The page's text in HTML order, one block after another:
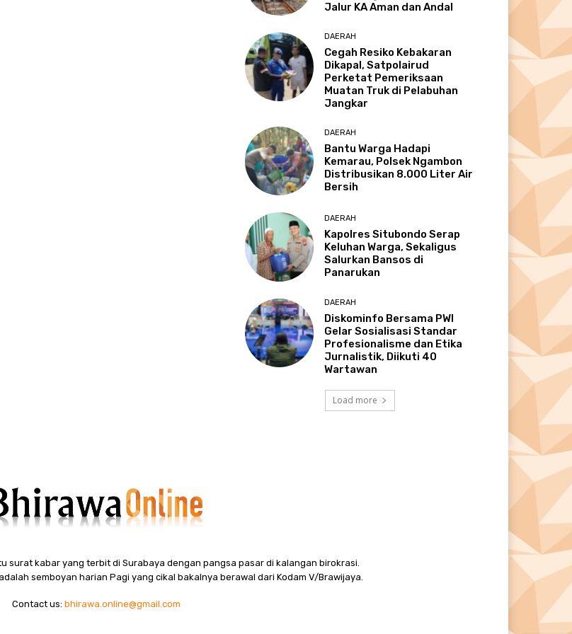
Jalur KA Aman dan Andal
DAERAH
Cegah Resiko Kebakaran
Dikapal, Satpolairud
Perketat Pemeriksaan
Muatan Truk di Pelabuhan
Jangkar
DAERAH
Bantu Warga Hadapi
Kemarau, Polsek Ngambon
Distribusikan 8.000 Liter Air
Bersih
DAERAH
Kapolres Situbondo Serap
Keluhan Warga, Sekaligus
Salurkan Bansos di
Panarukan
DAERAH
Diskominfo Bersama PWI
Gelar Sosialisasi Standar
Profesionalisme dan Etika
Jurnalistik, Diikuti 40
Wartawan
Load more
surat kabar yang terbit di Surabaya dengan pangsa pasar di kalangan birokrasi.
semboyan harian Pagi yang cikal bakalnya berawal dari Kodam V/Brawijaya.
Contact us: bhirawa.online@gmail.com